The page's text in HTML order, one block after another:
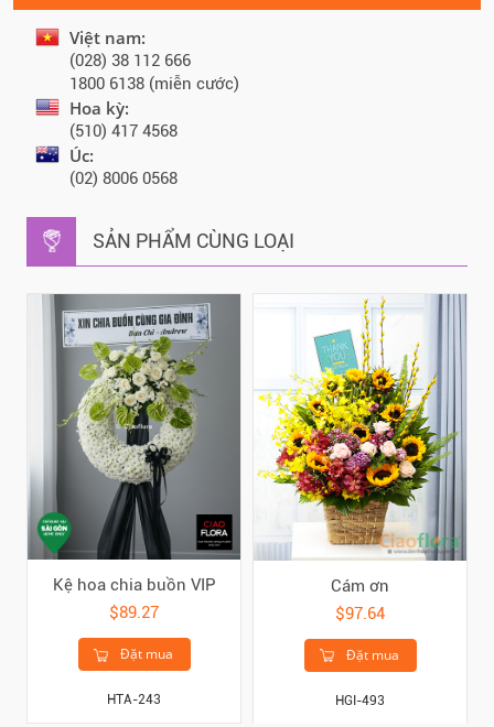
Việt nam:
(028) 38 112 666
1800 6138 (miễn cước)
Hoa kỳ:
(510) 417 4568
Úc:
(02) 8006 0568
SẢN PHẨM CÙNG LOẠI
Kệ hoa chia buồn VIP
$89.27
Đặt mua
HTA-243
Cám ơn
$97.64
Đặt mua
HGI-493